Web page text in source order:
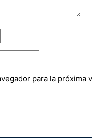
para la próxima